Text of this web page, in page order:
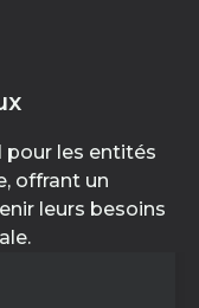
pour les entités
offrant un
leurs besoins